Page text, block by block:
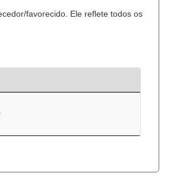
favorecido. Ele reflete todos os